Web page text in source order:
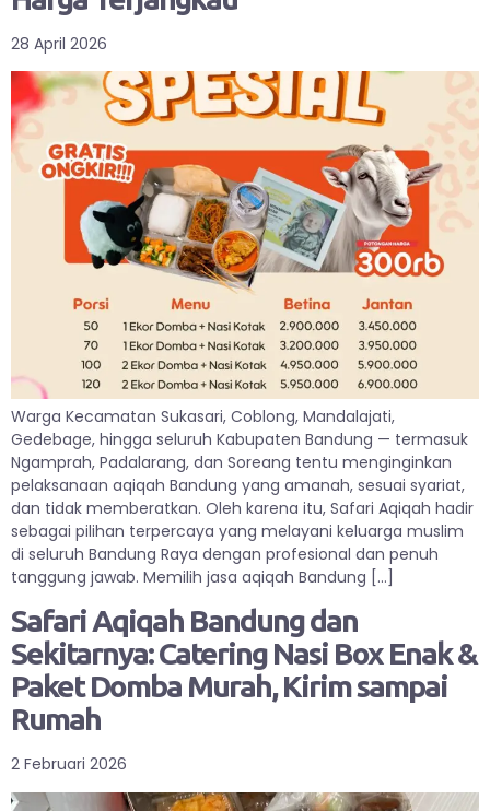
28 April 2026
Warga Kecamatan Sukasari, Coblong, Mandalajati,
Gedebage, hingga seluruh Kabupaten Bandung — termasuk
Ngamprah, Padalarang, dan Soreang tentu menginginkan
pelaksanaan aqiqah Bandung yang amanah, sesuai syariat,
dan tidak memberatkan. Oleh karena itu, Safari Aqiqah hadir
sebagai pilihan terpercaya yang melayani keluarga muslim
di seluruh Bandung Raya dengan profesional dan penuh
tanggung jawab. Memilih jasa aqiqah Bandung […]
Safari Aqiqah Bandung dan
Sekitarnya: Catering Nasi Box Enak &
Paket Domba Murah, Kirim sampai
Rumah
2 Februari 2026